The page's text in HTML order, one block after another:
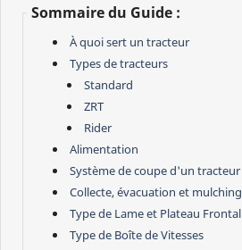
Sommaire du Guide :
À quoi sert un tracteur
Types de tracteurs
Standard
ZRT
Rider
Alimentation
Système de coupe d'un tracteur
Collecte, évacuation et mulching
Type de Lame et Plateau Frontal
Type de Boîte de Vitesses